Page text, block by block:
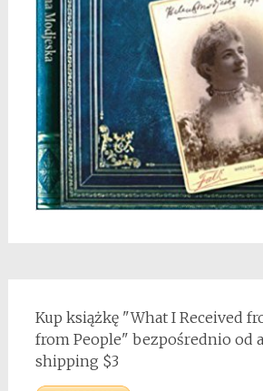
Kup książkę "What I Received
from People" bezpośrednio od
shipping $3